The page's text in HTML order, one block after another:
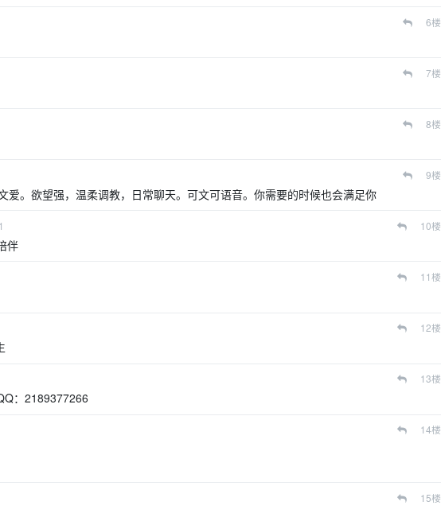
6楼
7楼
8楼
9楼
爱。欲望强，温柔调教，日常聊天。可文可语音。你需要的时候也会满足你
10楼
伴
11楼
12楼
13楼
：2189377266
14楼
15楼